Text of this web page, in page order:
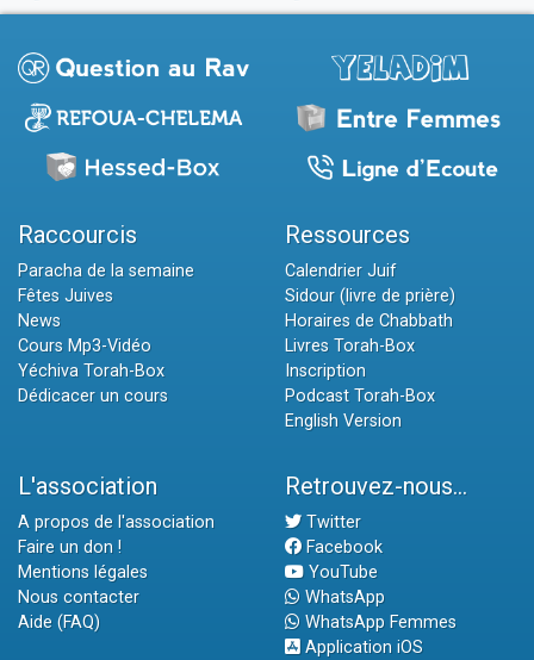
Raccourcis
Paracha de la semaine
Fêtes Juives
News
Cours Mp3-Vidéo
Yéchiva Torah-Box
Dédicacer un cours
Ressources
Calendrier Juif
Sidour (livre de prière)
Horaires de Chabbath
Livres Torah-Box
Inscription
Podcast Torah-Box
English Version
L'association
A propos de l'association
Faire un don !
Mentions légales
Nous contacter
Aide (FAQ)
Retrouvez-nous...
Twitter
Facebook
YouTube
WhatsApp
WhatsApp Femmes
Application iOS